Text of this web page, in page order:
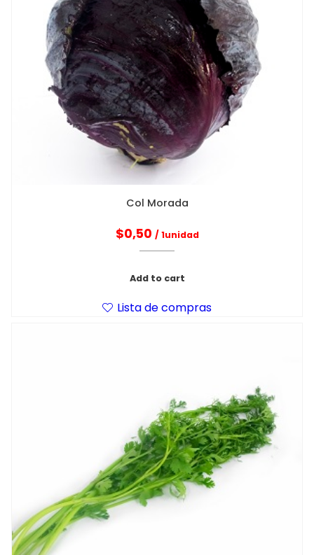
Col Morada
$0,50 / 1unidad
Add to cart
Lista de compras